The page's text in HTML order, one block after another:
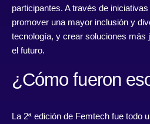
participantes. A través de
promover una mayor inclusión y
tecnología, y crear soluciones más
el futuro.
¿Cómo fueron
La 2ª edición de Femtech fue todo